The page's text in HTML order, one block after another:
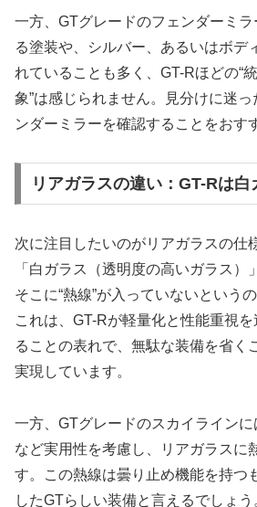
一方、GTグレードのフェンダーミ
る塗装や、シルバー、あるいはボデ
れていることも多く、GT-Rほどの“
象”は感じられません。見分けに迷
ンダーミラーを確認することをおす
リアガラスの違い：GT-Rは
次に注目したいのがリアガラスの仕
「白ガラス（透明度の高いガラス）
そこに“熱線”が入っていないという
これは、GT-Rが軽量化と性能重視
ることの表れで、無駄な装備を省く
実現しています。
一方、GTグレードのスカイライン
など実用性を考慮し、リアガラスに
す。この熱線は曇り止め機能を持つ
したGTらしい装備と言えるでしょ